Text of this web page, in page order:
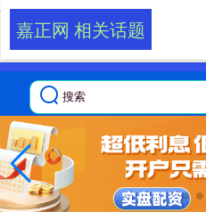
-->
嘉正网 相关话题